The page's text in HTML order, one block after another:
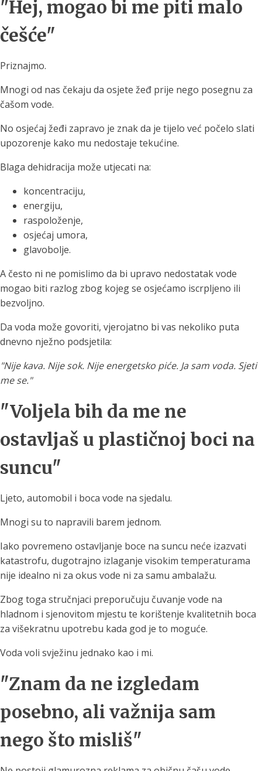
"Hej, mogao bi me piti malo
češće"
Priznajmo.
Mnogi od nas čekaju da osjete žeđ prije nego posegnu za
čašom vode.
No osjećaj žeđi zapravo je znak da je tijelo već počelo slati
upozorenje kako mu nedostaje tekućine.
Blaga dehidracija može utjecati na:
koncentraciju,
energiju,
raspoloženje,
osjećaj umora,
glavobolje.
A često ni ne pomislimo da bi upravo nedostatak vode
mogao biti razlog zbog kojeg se osjećamo iscrpljeno ili
bezvoljno.
Da voda može govoriti, vjerojatno bi vas nekoliko puta
dnevno nježno podsjetila:
"Nije kava. Nije sok. Nije energetsko piće. Ja sam voda. Sjeti
me se."
"Voljela bih da me ne
ostavljaš u plastičnoj boci na
suncu"
Ljeto, automobil i boca vode na sjedalu.
Mnogi su to napravili barem jednom.
Iako povremeno ostavljanje boce na suncu neće izazvati
katastrofu, dugotrajno izlaganje visokim temperaturama
nije idealno ni za okus vode ni za samu ambalažu.
Zbog toga stručnjaci preporučuju čuvanje vode na
hladnom i sjenovitom mjestu te korištenje kvalitetnih boca
za višekratnu upotrebu kada god je to moguće.
Voda voli svježinu jednako kao i mi.
"Znam da ne izgledam
posebno, ali važnija sam
nego što misliš"